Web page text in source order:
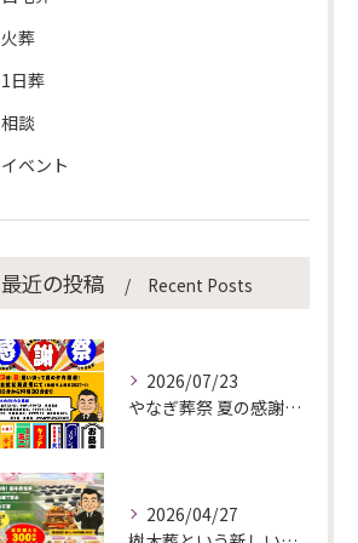
火葬
1日葬
相談
イベント
最近の投稿 Recent Posts
2026/07/23
やなぎ葬祭 夏の感謝祭を開催します！
2026/04/27